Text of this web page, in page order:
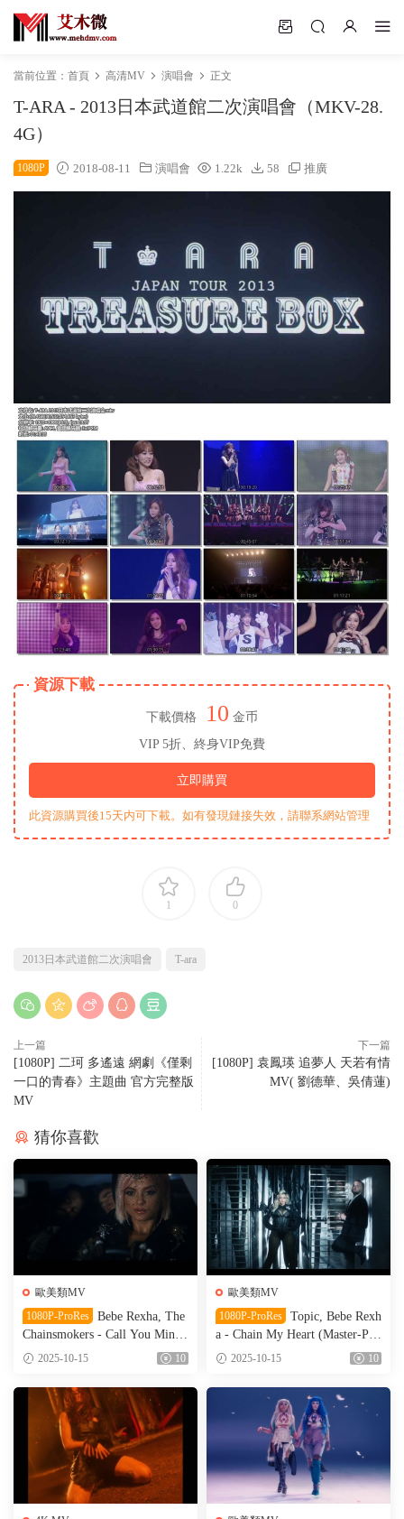
當前位置： 首頁 高清MV 演唱會 正文
T-ARA - 2013日本武道館二次演唱會（MKV-28.
4G）
1080P 2018-08-11 演唱會 1.22k 58 推廣
資源下載
下載價格 10 金币
VIP 5折、終身VIP免費
立即購買
此資源購買後15天内可下載。如有發現鏈接失效，請聯系網站管理
1 0
2013日本武道館二次演唱會 T-ara
上一篇
[1080P] 二珂 多遙遠 網劇《僅剩
一口的青春》主題曲 官方完整版
MV
下一篇
[1080P] 袁鳳瑛 追夢人 天若有情
MV( 劉德華、吳倩蓮)
猜你喜歡
歐美類MV
1080P-ProRes
Bebe Rexha, The
Chainsmokers - Call You Mine
(Master-ProRes-4.15G)
2025-10-15 10
歐美類MV
1080P-ProRes
Topic, Bebe Rexh
a - Chain My Heart (Master-Pro
Res-2.97G)
2025-10-15 10